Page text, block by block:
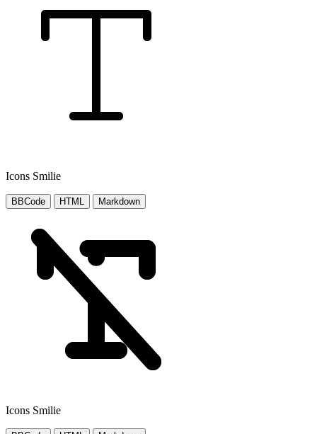
Icons Smilie
BBCode HTML Markdown
Icons Smilie